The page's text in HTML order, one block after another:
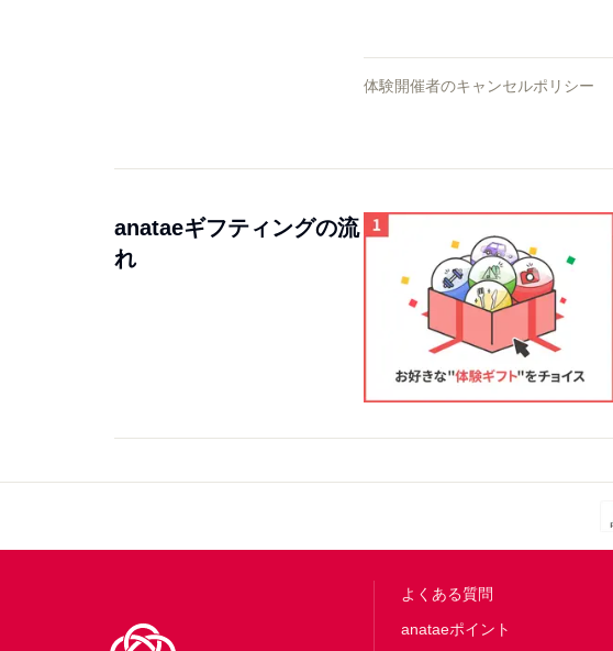
体験開催者のキャンセルポリシー
anataeギフティングの流
れ
よくある質問
anataeポイント